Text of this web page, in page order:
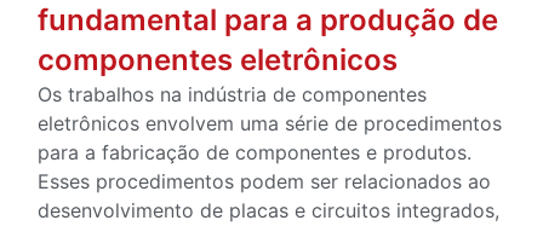
fundamental para a produção de
componentes eletrônicos
Os trabalhos na indústria de componentes
eletrônicos envolvem uma série de procedimentos
para a fabricação de componentes e produtos.
Esses procedimentos podem ser relacionados ao
desenvolvimento de placas e circuitos integrados,